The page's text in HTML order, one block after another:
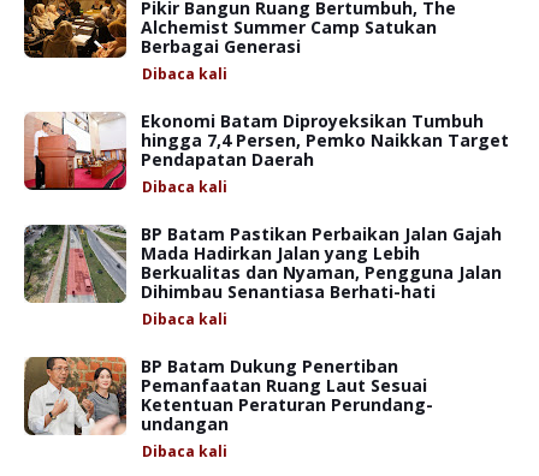
Pikir Bangun Ruang Bertumbuh, The
Alchemist Summer Camp Satukan
Berbagai Generasi
Dibaca kali
Ekonomi Batam Diproyeksikan Tumbuh
hingga 7,4 Persen, Pemko Naikkan Target
Pendapatan Daerah
Dibaca kali
BP Batam Pastikan Perbaikan Jalan Gajah
Mada Hadirkan Jalan yang Lebih
Berkualitas dan Nyaman, Pengguna Jalan
Dihimbau Senantiasa Berhati-hati
Dibaca kali
BP Batam Dukung Penertiban
Pemanfaatan Ruang Laut Sesuai
Ketentuan Peraturan Perundang-
undangan
Dibaca kali